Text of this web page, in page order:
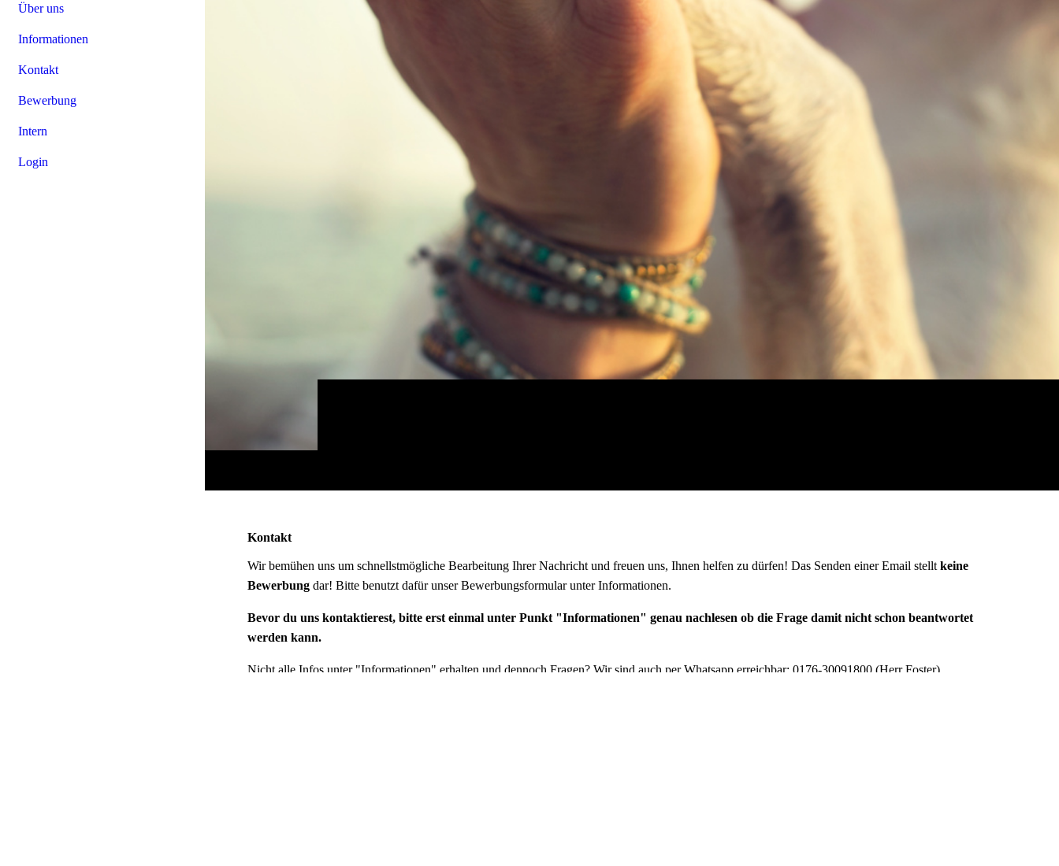
Kontakt
Wir bemühen uns um schnellstmögliche Bearbeitung Ihrer Nachricht und freuen uns, Ihnen helfen zu dürfen! Das Senden einer Email stelltkeine
Bewerbungdar! Bitte benutzt dafür unser Bewerbungsformular unter Informationen.
Bevor du uns kontaktierest, bitte erst einmal unter Punkt "Informationen" genau nachlesen ob die Frage damit nicht schon beantwortet
werden kann.
Nicht alle Infos unter "Informationen" erhalten und dennoch Fragen? Wir sind auch per Whatsapp erreichbar: 0176-30091800 (Herr Foster).
Über uns
Informationen
Kontakt
Bewerbung
Intern
Login